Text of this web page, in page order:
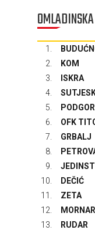
1.
2.
KOM
3.
ISKRA
4.
5.
6.
OFK
7.
GRBALJ
8.
9.
10.
DEČIĆ
11.
ZETA
12.
MORNAR
13.
RUDAR